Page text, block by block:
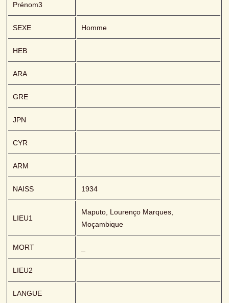
Prénom3
SEXE Homme
HEB
ARA
GRE
JPN
CYR
ARM
NAISS 1934
LIEU1
Maputo, Lourenço Marques,
Moçambique
MORT
LIEU2
LANGUE